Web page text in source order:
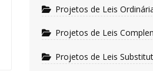
Projetos de Leis
Projetos de Leis
Projetos de Leis